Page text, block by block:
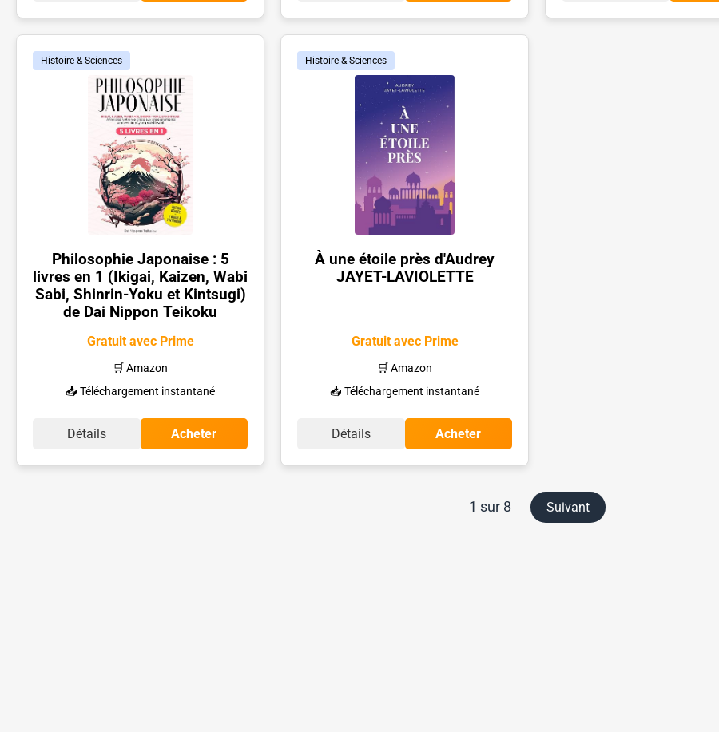
Histoire & Sciences
Philosophie Japonaise : 5
livres en 1 (Ikigai, Kaizen, Wabi
Sabi, Shinrin-Yoku et Kintsugi)
de Dai Nippon Teikoku
Gratuit avec Prime
🛒 Amazon
📥 Téléchargement instantané
Détails Acheter
Histoire & Sciences
À une étoile près d'Audrey
JAYET-LAVIOLETTE
Gratuit avec Prime
🛒 Amazon
📥 Téléchargement instantané
Détails Acheter
1 sur 8 Suivant